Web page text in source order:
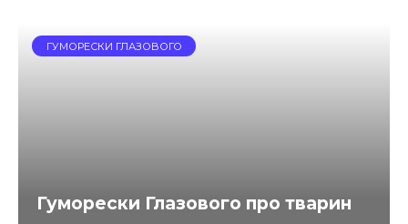
ГУМОРЕСКИ ГЛАЗОВОГО
Гуморески Глазового про тварин